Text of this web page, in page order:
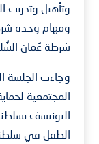
وتأهيل وتدريب
ومهام وحدة
شرطة عُمان
وجاءت الجلسة
المجتمعية
اليونيسف
الطفل في